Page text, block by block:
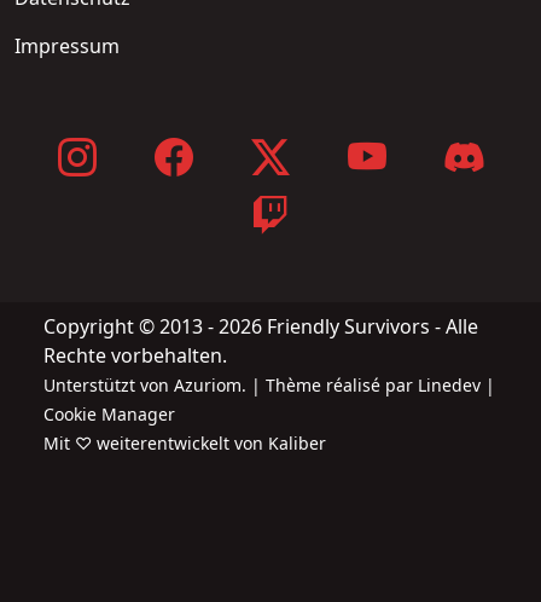
Impressum
Copyright © 2013 - 2026 Friendly Survivors - Alle
Rechte vorbehalten.
Unterstützt von Azuriom. | Thème réalisé par Linedev |
Cookie Manager
Mit ♡ weiterentwickelt von Kaliber